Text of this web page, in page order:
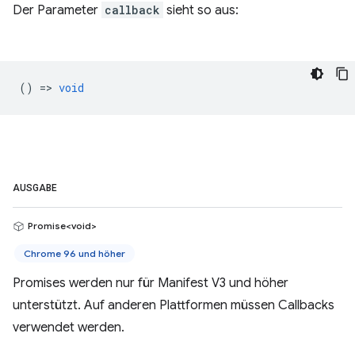
Der Parameter callback sieht so aus:
() => void
AUSGABE
Promise<void>
Chrome 96 und höher
Promises werden nur für Manifest V3 und höher
unterstützt. Auf anderen Plattformen müssen Callbacks
verwendet werden.